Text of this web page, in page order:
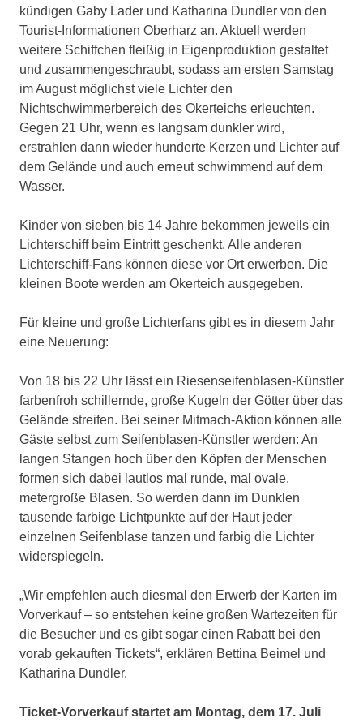
kündigen Gaby Lader und Katharina Dundler von den
Tourist-Informationen Oberharz an. Aktuell werden
weitere Schiffchen fleißig in Eigenproduktion gestaltet
und zusammengeschraubt, sodass am ersten Samstag
im August möglichst viele Lichter den
Nichtschwimmerbereich des Okerteichs erleuchten.
Gegen 21 Uhr, wenn es langsam dunkler wird,
erstrahlen dann wieder hunderte Kerzen und Lichter auf
dem Gelände und auch erneut schwimmend auf dem
Wasser.
Kinder von sieben bis 14 Jahre bekommen jeweils ein
Lichterschiff beim Eintritt geschenkt. Alle anderen
Lichterschiff-Fans können diese vor Ort erwerben. Die
kleinen Boote werden am Okerteich ausgegeben.
Für kleine und große Lichterfans gibt es in diesem Jahr
eine Neuerung:
Von 18 bis 22 Uhr lässt ein Riesenseifenblasen-Künstler
farbenfroh schillernde, große Kugeln der Götter über das
Gelände streifen. Bei seiner Mitmach-Aktion können alle
Gäste selbst zum Seifenblasen-Künstler werden: An
langen Stangen hoch über den Köpfen der Menschen
formen sich dabei lautlos mal runde, mal ovale,
metergroße Blasen. So werden dann im Dunklen
tausende farbige Lichtpunkte auf der Haut jeder
einzelnen Seifenblase tanzen und farbig die Lichter
widerspiegeln.
„Wir empfehlen auch diesmal den Erwerb der Karten im
Vorverkauf – so entstehen keine großen Wartezeiten für
die Besucher und es gibt sogar einen Rabatt bei den
vorab gekauften Tickets“, erklären Bettina Beimel und
Katharina Dundler.
Ticket-Vorverkauf startet am Montag, dem 17. Juli